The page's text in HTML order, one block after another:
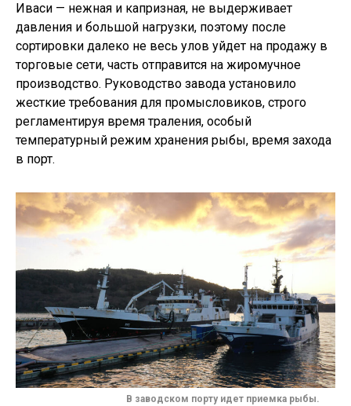
Иваси — нежная и капризная, не выдерживает
давления и большой нагрузки, поэтому после
сортировки далеко не весь улов уйдет на продажу в
торговые сети, часть отправится на жиромучное
производство. Руководство завода установило
жесткие требования для промысловиков, строго
регламентируя время траления, особый
температурный режим хранения рыбы, время захода
в порт.
В заводском порту идет приемка рыбы.